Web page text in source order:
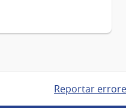
Reportar